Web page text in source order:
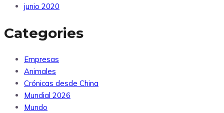
junio 2020
Categories
Empresas
Animales
Crónicas desde China
Mundial 2026
Mundo